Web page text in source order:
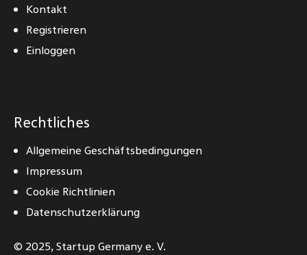
Kontakt
Registrieren
Einloggen
Rechtliches
Allgemeine Geschäftsbedingungen
Impressum
Cookie Richtlinien
Datenschutzerklärung
© 2025,Startup Germany e. V.